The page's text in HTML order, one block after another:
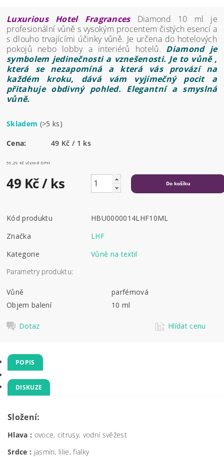
Luxurious Hotel Fragrances Diamond 10 ml je
profesionální vůně s vysokým procentem čistých esencí a
s dlouho trvajícími účinky vůně. Je určena do hotelových
pokojů nebo lobby a interiérů hotelů. Diamond je
symbolem jedinečnosti a vznešenosti. Je to vůně ,
která se nezapomíná a která vás provází na
každém kroku, dává vám vyjímečný pocit a
přitahuje obdivný pohled. Elegantní a smyslná
vůně.
Skladem (>5 ks)
Cena: 49 Kč / 1 ks
59,29 Kč včetně DPH
49 Kč/ ks
Kód produktu
HBU0000014LHF10ML
Značka
LHF
Kategorie
Vůně na textil
Parametry produktu:
Vůně
parfémová
Objem balení
10 ml
Dotaz Hlídat cenu
POPIS
DISKUZE
Složení:
Hlava : ovoce, citrusy, vodní svěžest
Srdce : jasmín, lilie, fialky